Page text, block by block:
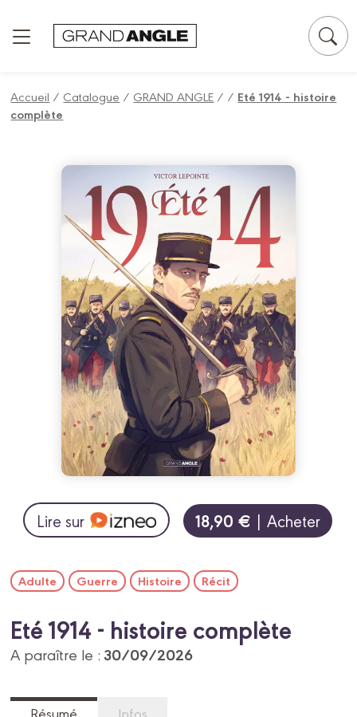
Accueil / Catalogue / GRAND ANGLE / / Eté 1914 - histoire
complète
Lire sur 18,90 € | Acheter
Adulte Guerre Histoire Récit
Eté 1914 - histoire complète
A paraître le :30/09/2026
Résumé Infos